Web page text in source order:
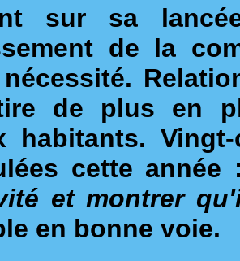
sur sa
de la
nécessité.
de plus en
habitants.
cette
et montrer
en bonne voie.